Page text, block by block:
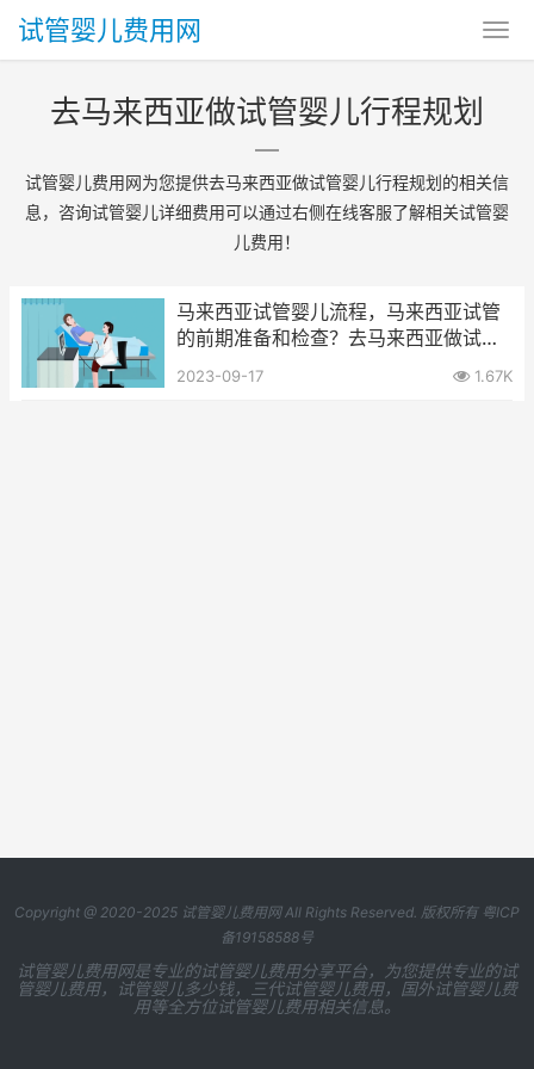
试管婴儿费用网
去马来西亚做试管婴儿行程规划
试管婴儿费用网为您提供去马来西亚做试管婴儿行程规划的相关信
息，咨询试管婴儿详细费用可以通过右侧在线客服了解相关试管婴
儿费用！
马来西亚试管婴儿流程，马来西亚试管
的前期准备和检查？去马来西亚做试管
婴儿行程规划
2023-09-17 1.67K
Copyright @ 2020-2025 试管婴儿费用网All Rights Reserved. 版权所有 粤ICP
备19158588号
试管婴儿费用网是专业的试管婴儿费用分享平台，为您提供专业的试
管婴儿费用，试管婴儿多少钱，三代试管婴儿费用，国外试管婴儿费
用等全方位试管婴儿费用相关信息。